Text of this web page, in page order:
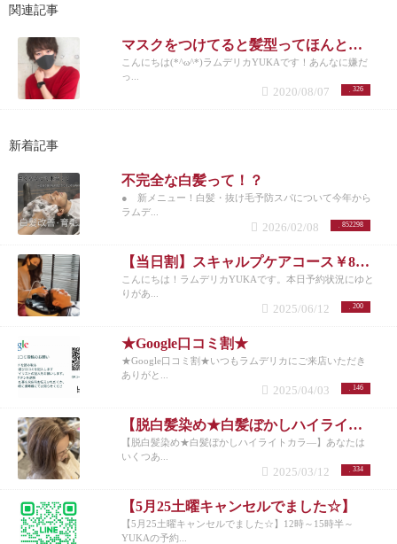
関連記事
マスクをつけてると髪型ってほんと大事‼️ってゆう話
こんにちは(*^ω^*)ラムデリカYUKAです！あんなに嫌だ
っ...
326
2020/08/07
新着記事
不完全な白髪って！？
● 新メニュー！白髪・抜け毛予防スパについて今年から
ラムデ...
852298
2026/02/08
【当日割】スキャルプケアコース￥8200
こんにちは！ラムデリカYUKAです。本日予約状況にゆと
りがあ...
200
2025/06/12
★Google口コミ割★
★Google口コミ割★いつもラムデリカにご来店いただき
ありがと...
146
2025/04/03
【脱白髪染め★白髪ぼかしハイライトカラ―】
【脱白髪染め★白髪ぼかしハイライトカラ―】あなたは
いくつあ...
334
2025/03/12
【5月25土曜キャンセルでました☆】
【5月25土曜キャンセルでました☆】12時～15時半～
YUKAの予約...